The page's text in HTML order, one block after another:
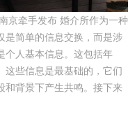
京牵手发布 婚介所作为一种
是简单的信息交换，而是涉
个人基本信息。这包括年
这些信息是最基础的，它们
和背景下产生共鸣。接下来